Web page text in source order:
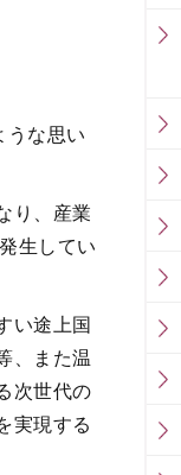
うな思い
り、産業
生してい
い途上国
、また温
次世代の
実現する